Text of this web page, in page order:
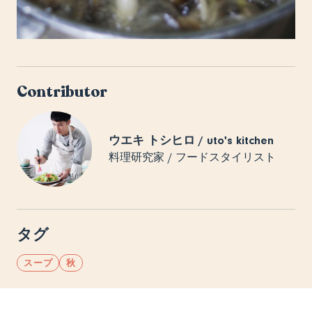
Contributor
ウエキ トシヒロ / uto's kitchen
料理研究家 / フードスタイリスト
タグ
スープ 秋